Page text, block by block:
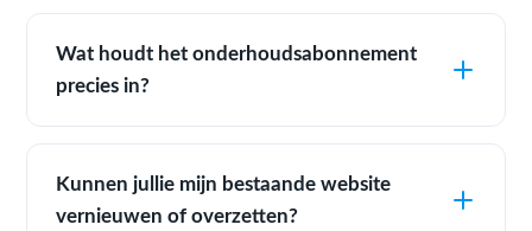
Wat houdt het onderhoudsabonnement
precies in?
Kunnen jullie mijn bestaande website
vernieuwen of overzetten?